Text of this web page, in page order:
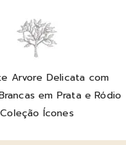
Arvore Delicata com
em Prata e Ródio
Coleção Ícones